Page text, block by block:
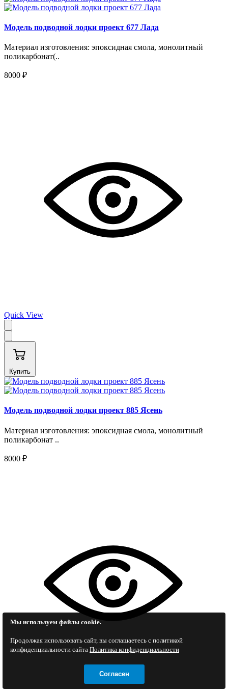
Модель подводной лодки проект 677 Лада
Материал изготовления: эпоксидная смола, монолитный
поликарбонат(..
8000 ₽
Quick View
Купить
Модель подводной лодки проект 885 Ясень
Материал изготовления: эпоксидная смола, монолитный
поликарбонат ..
8000 ₽
Мы используем файлы cookie.
Продолжая использовать сайт, вы соглашаетесь c политикой
конфиденциальности сайта Политика конфиденциальности
Согласен